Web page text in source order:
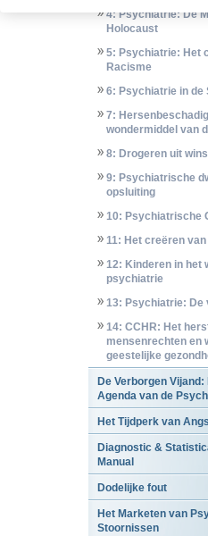
4: Psychiatrie: De
Holocaust
5: Psychiatrie: Het
Racisme
6: Psychiatrie in de
7:
wondermiddel van
8: Drogeren uit
9: Psychiatrische
opsluiting
10: Psychiatrische
11: Het creëren
12: Kinderen in het
psychiatrie
13: Psychiatrie: De
14: CCHR: Het
mensenrechten en
geestelijke
De Verborgen Vijand:
Agenda van de
Het Tijdperk van
Diagnostic &
Manual
Dodelijke fout
Het Marketen van
Stoornissen